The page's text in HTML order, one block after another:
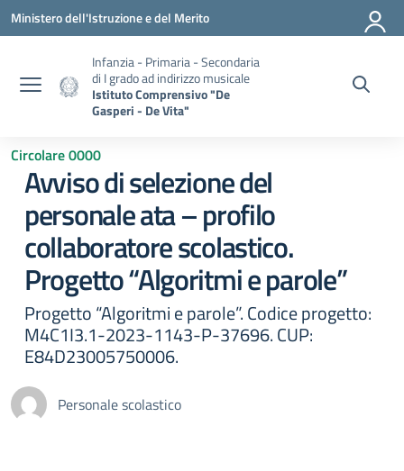
Vai ai contenuti
Vai al menu di navigazione
Vai al footer
Ministero dell'Istruzione e del Merito
Infanzia - Primaria - Secondaria
di I grado ad indirizzo musicale
Istituto Comprensivo "De
Gasperi - De Vita"
Circolare 0000
Avviso di selezione del
personale ata – profilo
collaboratore scolastico.
Progetto “Algoritmi e parole”
Progetto “Algoritmi e parole”. Codice progetto:
M4C1I3.1-2023-1143-P-37696. CUP:
E84D23005750006.
Personale scolastico